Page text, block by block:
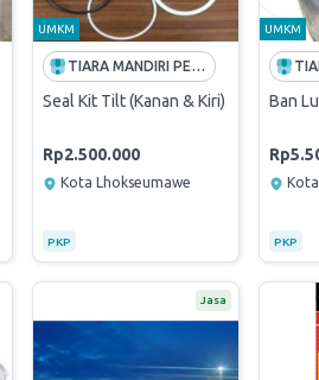
Kiri)
UMKM
TIARA MANDIRI PERKASA
Seal Kit Tilt (Kanan & Kiri)
Rp2.500.000
Kota Lhokseumawe
PKP
UMKM
Ban
PKP
Jasa